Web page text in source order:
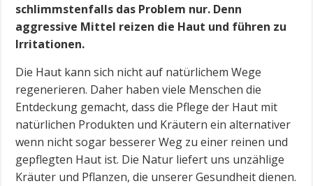
schlimmstenfalls das Problem nur. Denn
aggressive Mittel reizen die Haut und führen zu
Irritationen.
Die Haut kann sich nicht auf natürlichem Wege
regenerieren. Daher haben viele Menschen die
Entdeckung gemacht, dass die Pflege der Haut mit
natürlichen Produkten und Kräutern ein alternativer
wenn nicht sogar besserer Weg zu einer reinen und
gepflegten Haut ist. Die Natur liefert uns unzählige
Kräuter und Pflanzen, die unserer Gesundheit dienen.